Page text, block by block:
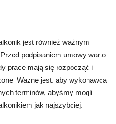
jest również ważnym
podpisaniem umowy warto
prace mają się rozpocząć i
Ważne jest, aby wykonawca
terminów, abyśmy mogli
jak najszybciej.